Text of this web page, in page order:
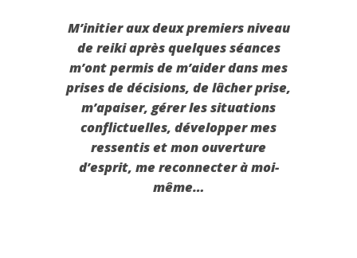
M’initier aux deux premiers niveau
de reiki après quelques séances
m’ont permis de m’aider dans mes
prises de décisions, de lâcher prise,
m’apaiser, gérer les situations
conflictuelles, développer mes
ressentis et mon ouverture
d’esprit, me reconnecter à moi-
même…